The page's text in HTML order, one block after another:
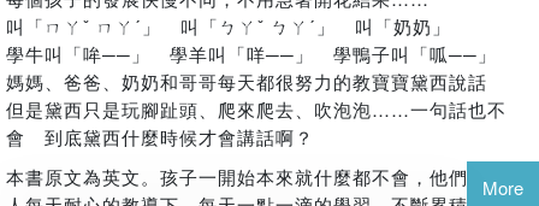
叫「ㄇㄚˇ ㄇㄚˊ」 叫「ㄅㄚˇ ㄅㄚˊ」 叫「奶奶」
學牛叫「哞──」 學羊叫「咩──」 學鴨子叫「呱──」
媽媽、爸爸、奶奶和哥哥每天都很努力的教寶寶黛西說話
但是黛西只是玩腳趾頭、爬來爬去、吹泡泡……一句話也不
會 到底黛西什麼時候才會講話啊？
本書原文為英文。孩子一開始本來就什麼都不會，他們是在大
More